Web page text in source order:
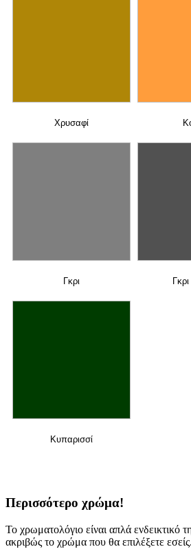
Χρυσαφί
Γκρι
Κυπαρισσί
Περισσότερο χρώμα!
Το χρωματολόγιο είναι απλά ενδεικτικό
ακριβώς το χρώμα που θα επιλέξετε εσείς.